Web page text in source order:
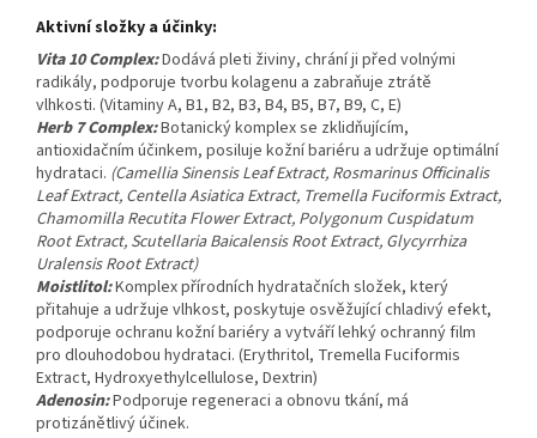
Aktivní složky a účinky:
Vita 10 Complex:Dodává pleti živiny, chrání ji před volnými
radikály, podporuje tvorbu kolagenu a zabraňuje ztrátě
vlhkosti. (Vitaminy A, B1, B2, B3, B4, B5, B7, B9, C, E)
Herb 7 Complex:Botanický komplex se zklidňujícím,
antioxidačním účinkem, posiluje kožní bariéru a udržuje optimální
hydrataci. (Camellia Sinensis Leaf Extract, Rosmarinus Officinalis
Leaf Extract, Centella Asiatica Extract, Tremella Fuciformis Extract,
Chamomilla Recutita Flower Extract, Polygonum Cuspidatum
Root Extract, Scutellaria Baicalensis Root Extract, Glycyrrhiza
Uralensis Root Extract)
Moistlitol:Komplex přírodních hydratačních složek, který
přitahuje a udržuje vlhkost, poskytuje osvěžující chladivý efekt,
podporuje ochranu kožní bariéry a vytváří lehký ochranný film
pro dlouhodobou hydrataci. (Erythritol, Tremella Fuciformis
Extract, Hydroxyethylcellulose, Dextrin)
Adenosin:Podporuje regeneraci a obnovu tkání, má
protizánětlivý účinek.